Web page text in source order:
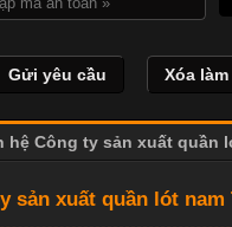
ngành in ấn và thời trang, in
và bền màu. Đặc biệt, kỹ
sản xuất áo thun, đồ thể
hệ Công ty sản xuất quần
sản xuất quần lót nam